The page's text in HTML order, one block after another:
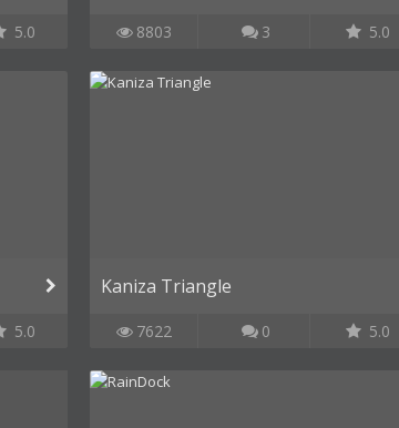
5.0 8803 3 5.0
5.0
Kaniza Triangle
7622 0 5.0